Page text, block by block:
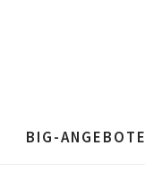
BIG-ANGEBOTE